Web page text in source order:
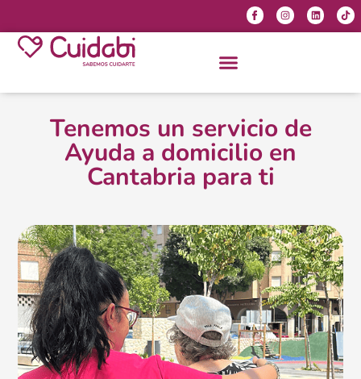
Tenemos un servicio de
Ayuda a domicilio en
Cantabria para ti